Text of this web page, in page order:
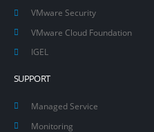
VMware Security
VMware Cloud Foundation
IGEL
SUPPORT
Managed Service
Monitoring